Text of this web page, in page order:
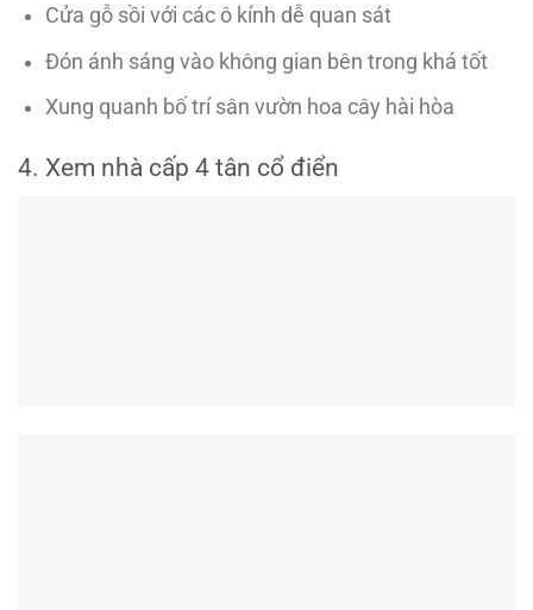
Cửa gỗ sồi với các ô kính dễ quan sát
Đón ánh sáng vào không gian bên trong khá tốt
Xung quanh bố trí sân vườn hoa cây hài hòa
4. Xem nhà cấp 4 tân cổ điển